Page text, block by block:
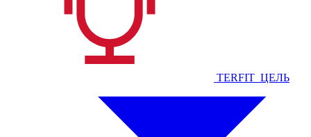
TERFIT_ЦЕЛЬ